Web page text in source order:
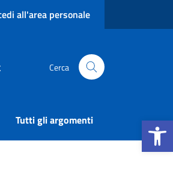
Apri la
all'area personale
Cerca
Tutti gli argomenti